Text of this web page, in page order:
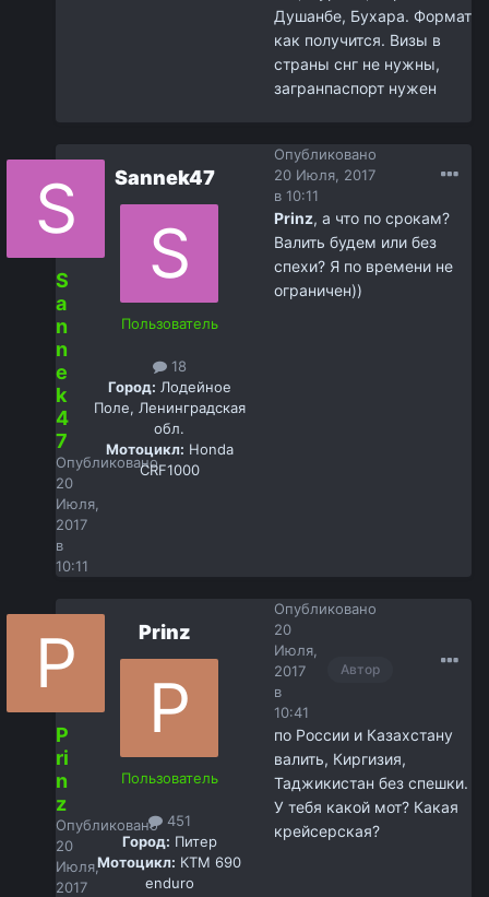
Душанбе, Бухара. Формат
как получится. Визы в
страны снг не нужны,
загранпаспорт нужен
S
a
n
n
e
k
4
7
Опубликовано
20
Июля,
2017
в
10:11
Sannek47
Пользователь
18
Город: Лодейное
Поле, Ленинградская
обл.
Мотоцикл: Honda
CRF1000
Опубликовано
20 Июля, 2017
в 10:11
Prinz, а что по срокам?
Валить будем или без
спехи? Я по времени не
ограничен))
P
ri
n
z
Опубликовано
20
Июля,
2017
Prinz
Пользователь
451
Город: Питер
Мотоцикл: КТМ 690
enduro
Автор
Опубликовано
20
Июля,
2017
в
10:41
по России и Казахстану
валить, Киргизия,
Таджикистан без спешки.
У тебя какой мот? Какая
крейсерская?